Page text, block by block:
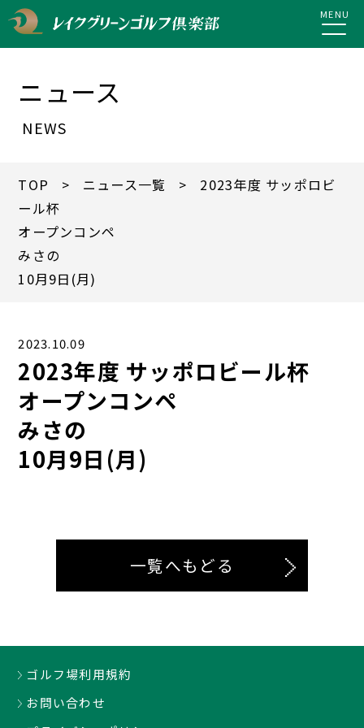
MENU
ニュース
NEWS
TOP > ニュース一覧
> 2023年度 サッポロビ
ール杯
オープンコンペ
みさの
10月9日(月)
2023.10.09
2023年度 サッポロビール杯
オープンコンペ
みさの
10月9日(月)
一覧へもどる
ゴルフ場利用規約
お問い合わせ